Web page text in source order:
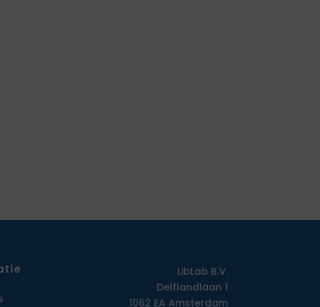
LibLab B.V.
Delflandlaan 1
1062 EA Amsterdam